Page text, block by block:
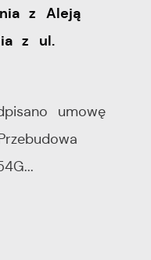
z Aleją
z ul.
umowę